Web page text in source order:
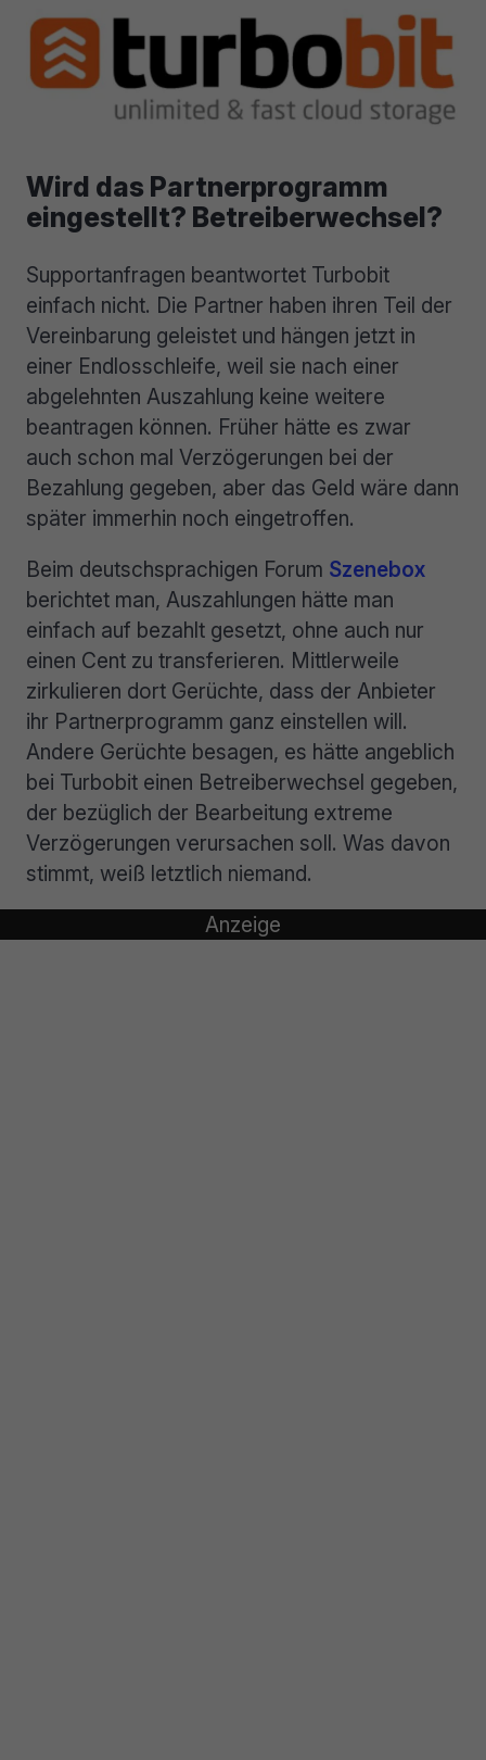
Wird das Partnerprogramm
eingestellt? Betreiberwechsel?
Supportanfragen beantwortet Turbobit
einfach nicht. Die Partner haben ihren Teil der
Vereinbarung geleistet und hängen jetzt in
einer Endlosschleife, weil sie nach einer
abgelehnten Auszahlung keine weitere
beantragen können. Früher hätte es zwar
auch schon mal Verzögerungen bei der
Bezahlung gegeben, aber das Geld wäre dann
später immerhin noch eingetroffen.
Beim deutschsprachigen Forum Szenebox
berichtet man, Auszahlungen hätte man
einfach auf bezahlt gesetzt, ohne auch nur
einen Cent zu transferieren. Mittlerweile
zirkulieren dort Gerüchte, dass der Anbieter
ihr Partnerprogramm ganz einstellen will.
Andere Gerüchte besagen, es hätte angeblich
bei Turbobit einen Betreiberwechsel gegeben,
der bezüglich der Bearbeitung extreme
Verzögerungen verursachen soll. Was davon
stimmt, weiß letztlich niemand.